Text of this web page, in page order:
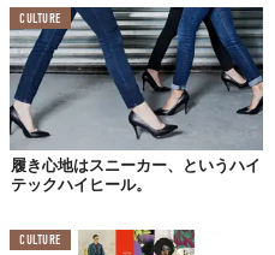
CULTURE
履き心地はスニーカー、というハイ
テックハイヒール。
CULTURE